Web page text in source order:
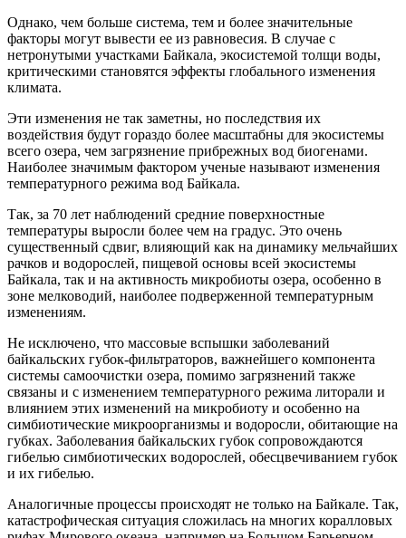
Однако, чем больше система, тем и более значительные
факторы могут вывести ее из равновесия. В случае с
нетронутыми участками Байкала, экосистемой толщи воды,
критическими становятся эффекты глобального изменения
климата.
Эти изменения не так заметны, но последствия их
воздействия будут гораздо более масштабны для экосистемы
всего озера, чем загрязнение прибрежных вод биогенами.
Наиболее значимым фактором ученые называют изменения
температурного режима вод Байкала.
Так, за 70 лет наблюдений средние поверхностные
температуры выросли более чем на градус. Это очень
существенный сдвиг, влияющий как на динамику мельчайших
рачков и водорослей, пищевой основы всей экосистемы
Байкала, так и на активность микробиоты озера, особенно в
зоне мелководий, наиболее подверженной температурным
изменениям.
Не исключено, что массовые вспышки заболеваний
байкальских губок-фильтраторов, важнейшего компонента
системы самоочистки озера, помимо загрязнений также
связаны и с изменением температурного режима литорали и
влиянием этих изменений на микробиоту и особенно на
симбиотические микроорганизмы и водоросли, обитающие на
губках. Заболевания байкальских губок сопровождаются
гибелью симбиотических водорослей, обесцвечиванием губок
и их гибелью.
Аналогичные процессы происходят не только на Байкале. Так,
катастрофическая ситуация сложилась на многих коралловых